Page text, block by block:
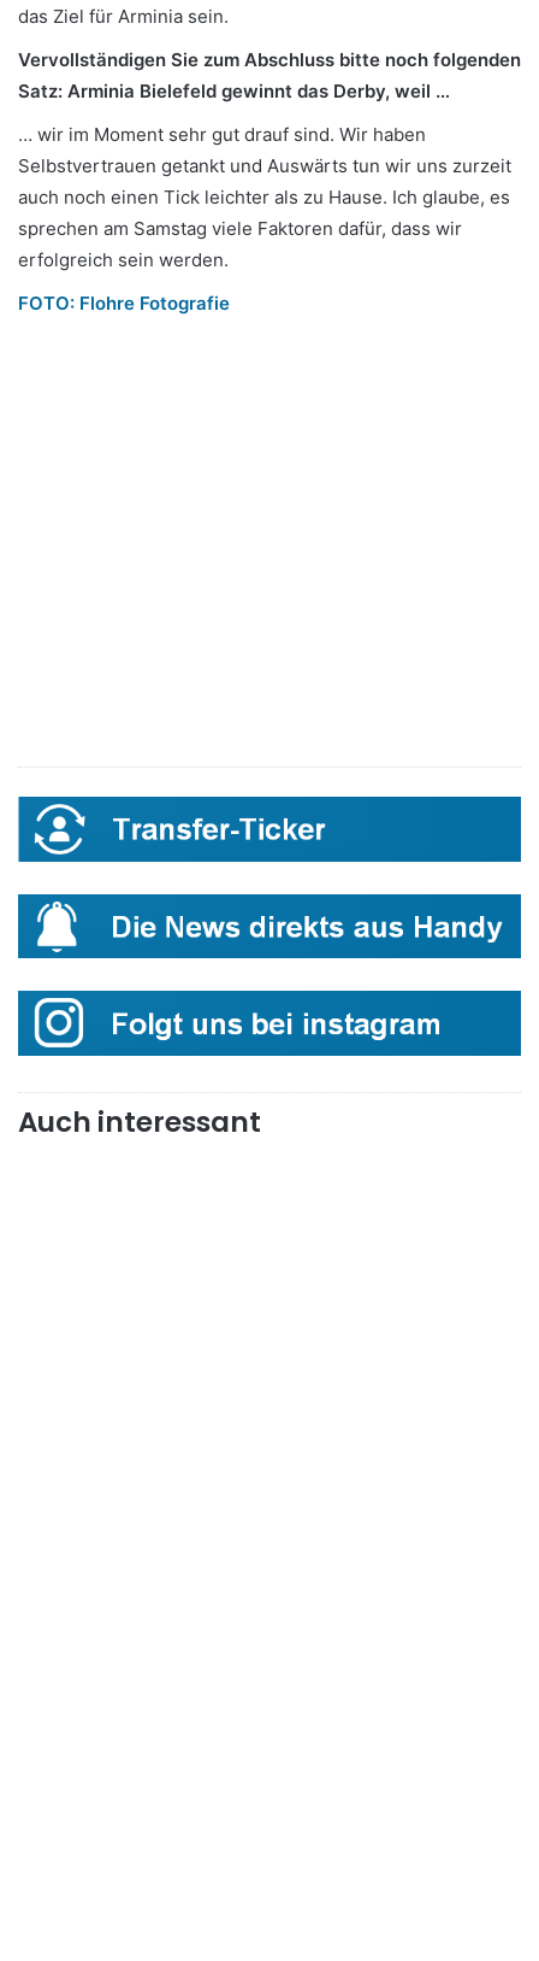
das Ziel für Arminia sein.
Vervollständigen Sie zum Abschluss bitte noch folgenden
Satz: Arminia Bielefeld gewinnt das Derby, weil …
… wir im Moment sehr gut drauf sind. Wir haben
Selbstvertrauen getankt und Auswärts tun wir uns zurzeit
auch noch einen Tick leichter als zu Hause. Ich glaube, es
sprechen am Samstag viele Faktoren dafür, dass wir
erfolgreich sein werden.
FOTO: Flohre Fotografie
Auch interessant